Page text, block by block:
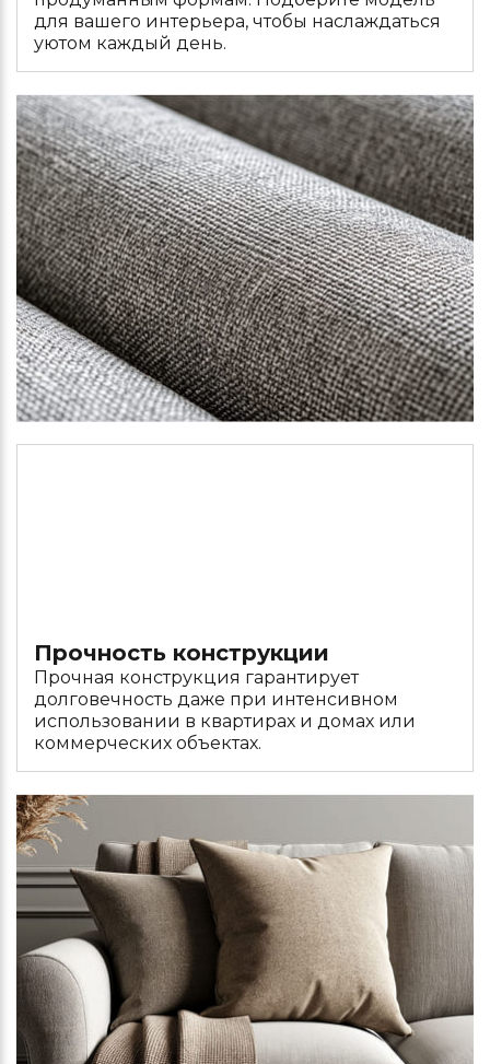
для вашего интерьера, чтобы наслаждаться
уютом каждый день.
Прочность конструкции
Прочная конструкция гарантирует
долговечность даже при интенсивном
использовании в квартирах и домах или
коммерческих объектах.